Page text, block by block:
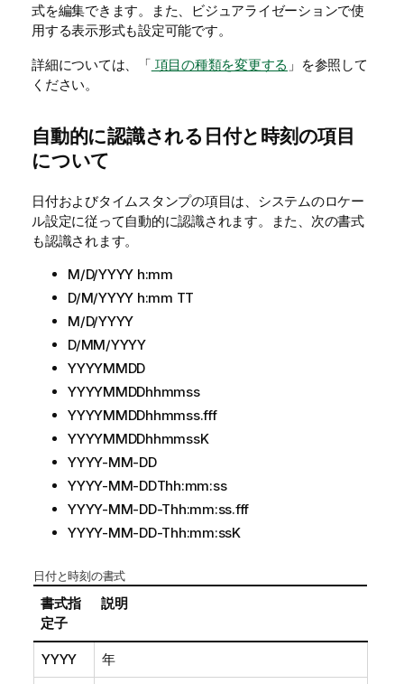
式を編集できます。また、ビジュアライゼーションで使
用する表示形式も設定可能です。
詳細については、「 項目の種類を変更する 」を参照して
ください。
自動的に認識される日付と時刻の項目
について
日付およびタイムスタンプの項目は、システムのロケー
ル設定に従って自動的に認識されます。また、次の書式
も認識されます。
M/D/YYYY h:mm
D/M/YYYY h:mm TT
M/D/YYYY
D/MM/YYYY
YYYYMMDD
YYYYMMDDhhmmss
YYYYMMDDhhmmss.fff
YYYYMMDDhhmmssK
YYYY-MM-DD
YYYY-MM-DDThh:mm:ss
YYYY-MM-DD-Thh:mm:ss.fff
YYYY-MM-DD-Thh:mm:ssK
日付と時刻の書式
書式指
定子
説明
YYYY 年